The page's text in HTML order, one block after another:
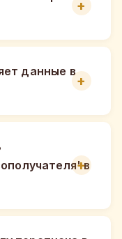
данные в
в